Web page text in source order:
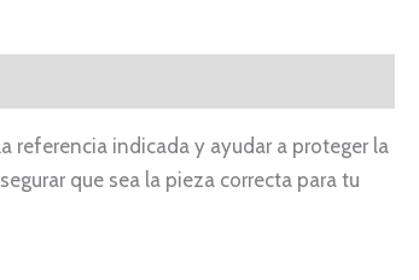
referencia indicada y ayudar a proteger la
que sea la pieza correcta para tu